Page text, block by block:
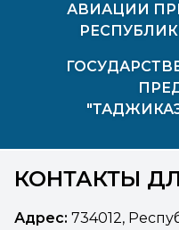
АВИАЦИИ
КОНТАКТЫ
Адрес: 734012,